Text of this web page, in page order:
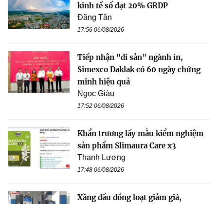
kinh tế số đạt 20% GRDP
Đăng Tân
17:56 06/08/2026
Tiếp nhận "di sản" ngành in,
Simexco Daklak có 60 ngày chứng
minh hiệu quả
Ngọc Giàu
17:52 06/08/2026
Khẩn trương lấy mẫu kiểm nghiệm
sản phẩm Slimaura Care x3
Thanh Lương
17:48 06/08/2026
Xăng dầu đồng loạt giảm giá,